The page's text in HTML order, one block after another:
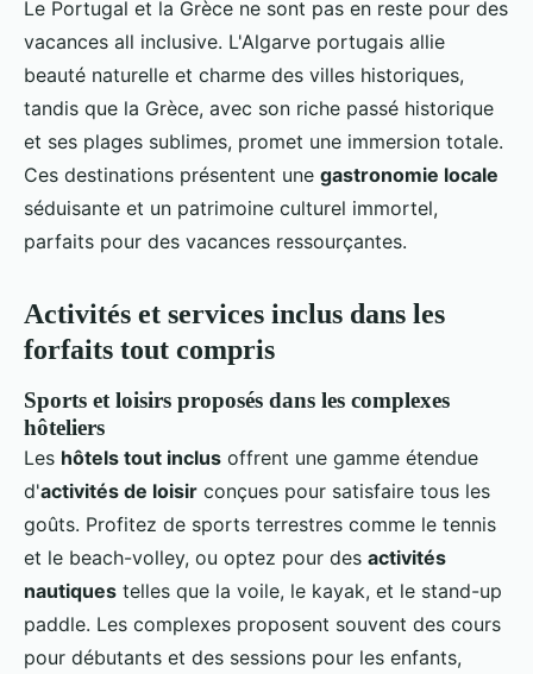
Le Portugal et la Grèce ne sont pas en reste pour des
vacances all inclusive. L'Algarve portugais allie
beauté naturelle et charme des villes historiques,
tandis que la Grèce, avec son riche passé historique
et ses plages sublimes, promet une immersion totale.
Ces destinations présentent une gastronomie locale
séduisante et un patrimoine culturel immortel,
parfaits pour des vacances ressourçantes.
Activités et services inclus dans les
forfaits tout compris
Sports et loisirs proposés dans les complexes
hôteliers
Les hôtels tout inclus offrent une gamme étendue
d'activités de loisir conçues pour satisfaire tous les
goûts. Profitez de sports terrestres comme le tennis
et le beach-volley, ou optez pour des activités
nautiques telles que la voile, le kayak, et le stand-up
paddle. Les complexes proposent souvent des cours
pour débutants et des sessions pour les enfants,